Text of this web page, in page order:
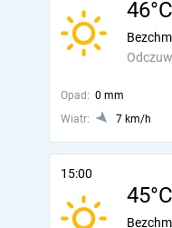
46°C
Opad: 0 mm
Wiatr:
7 km/h
15:00
45°C